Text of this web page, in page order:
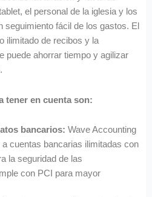
el personal de la iglesia y los
seguimiento fácil de los gastos. El
ilimitado de recibos y la
puede ahorrar tiempo y agilizar
tener en cuenta son:
bancarios: Wave Accounting
cuentas bancarias ilimitadas con
la seguridad de las
con PCI para mayor